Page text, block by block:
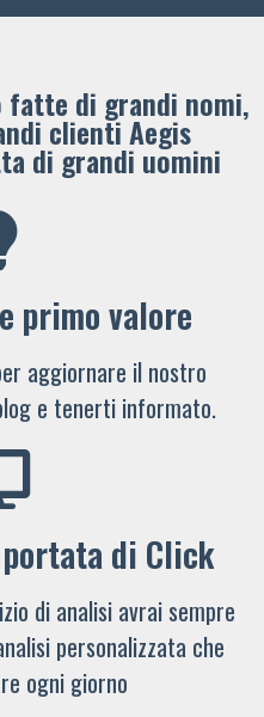
fatte di grandi nomi,
clienti ​Aegis
di grandi uomini
primo valore
aggiornare il nostro
e tenerti informato.
di Click
di analisi avrai sempre
personalizzata che
ogni giorno